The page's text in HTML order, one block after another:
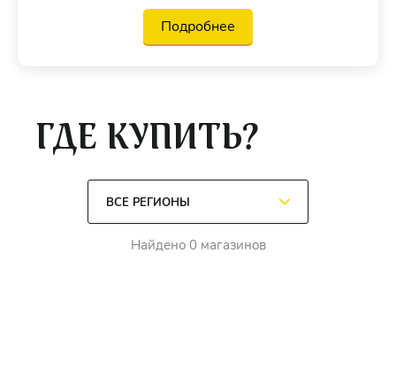
Подробнее
ГДЕ КУПИТЬ?
Найдено 0 магазинов